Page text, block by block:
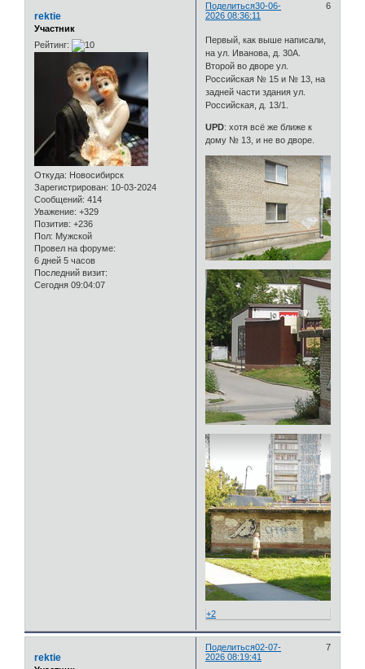
Поделиться 6
30-06-
2026 08:36:11
rektie
Участник
Рейтинг:
Откуда: Новосибирск
Зарегистрирован: 10-03-2024
Сообщений: 414
Уважение: +329
Позитив: +236
Пол: Мужской
Провел на форуме:
6 дней 5 часов
Последний визит:
Сегодня 09:04:07
Первый, как выше написали,
на ул. Иванова, д. 30А.
Второй во дворе ул.
Российская № 15 и № 13, на
задней части здания ул.
Российская, д. 13/1.
UPD: хотя всё же ближе к
дому № 13, и не во дворе.
+2
Поделиться 7
02-07-
2026 08:19:41
rektie